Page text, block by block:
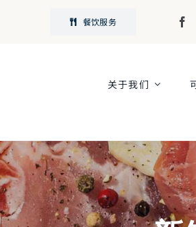
餐饮服务
关于我们